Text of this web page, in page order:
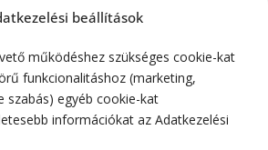
beállítások
működéshez szükséges cookie-kat
funkcionalitáshoz (marketing,
szabás) egyéb cookie-kat
információkat az Adatkezelési